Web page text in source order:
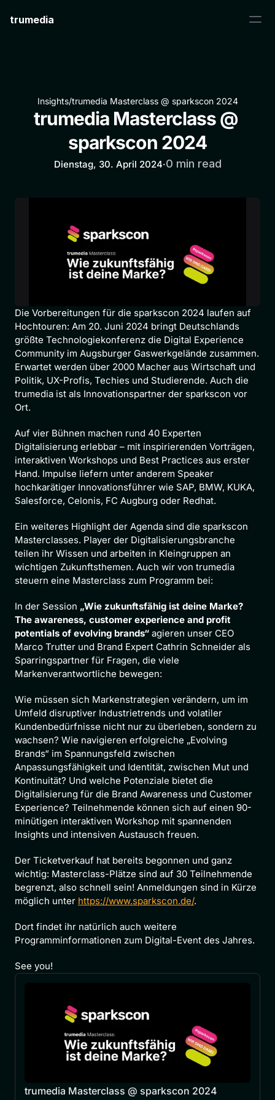
trumedia
Insights/trumedia Masterclass @ sparkscon 2024
trumedia Masterclass @
sparkscon 2024
Dienstag, 30. April 2024·0 min read
Die Vorbereitungen für die sparkscon 2024 laufen auf
Hochtouren: Am 20. Juni 2024 bringt Deutschlands
größte Technologiekonferenz die Digital Experience
Community im Augsburger Gaswerkgelände zusammen.
Erwartet werden über 2000 Macher aus Wirtschaft und
Politik, UX-Profis, Techies und Studierende. Auch die
trumedia ist als Innovationspartner der sparkscon vor
Ort.
Auf vier Bühnen machen rund 40 Experten
Digitalisierung erlebbar – mit inspirierenden Vorträgen,
interaktiven Workshops und Best Practices aus erster
Hand. Impulse liefern unter anderem Speaker
hochkarätiger Innovationsführer wie SAP, BMW, KUKA,
Salesforce, Celonis, FC Augburg oder Redhat.
Ein weiteres Highlight der Agenda sind die sparkscon
Masterclasses. Player der Digitalisierungsbranche
teilen ihr Wissen und arbeiten in Kleingruppen an
wichtigen Zukunftsthemen. Auch wir von trumedia
steuern eine Masterclass zum Programm bei:
In der Session „Wie zukunftsfähig ist deine Marke?
The awareness, customer experience and profit
potentials of evolving brands“ agieren unser CEO
Marco Trutter und Brand Expert Cathrin Schneider als
Sparringspartner für Fragen, die viele
Markenverantwortliche bewegen:
Wie müssen sich Markenstrategien verändern, um im
Umfeld disruptiver Industrietrends und volatiler
Kundenbedürfnisse nicht nur zu überleben, sondern zu
wachsen? Wie navigieren erfolgreiche „Evolving
Brands“ im Spannungsfeld zwischen
Anpassungsfähigkeit und Identität, zwischen Mut und
Kontinuität? Und welche Potenziale bietet die
Digitalisierung für die Brand Awareness und Customer
Experience? Teilnehmende können sich auf einen 90-
minütigen interaktiven Workshop mit spannenden
Insights und intensiven Austausch freuen.
Der Ticketverkauf hat bereits begonnen und ganz
wichtig: Masterclass-Plätze sind auf 30 Teilnehmende
begrenzt, also schnell sein! Anmeldungen sind in Kürze
möglich unter https://www.sparkscon.de/.
Dort findet ihr natürlich auch weitere
Programminformationen zum Digital-Event des Jahres.
See you!
trumedia Masterclass @ sparkscon 2024